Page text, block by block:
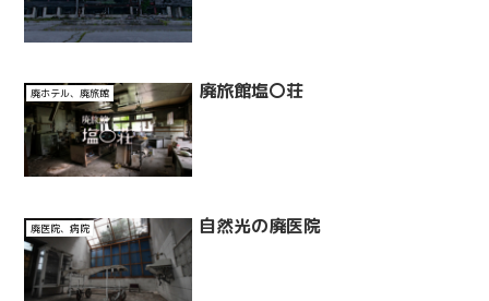
廃ホテル、廃旅館 廃旅館塩〇荘
廃医院、病院 自然光の廃医院